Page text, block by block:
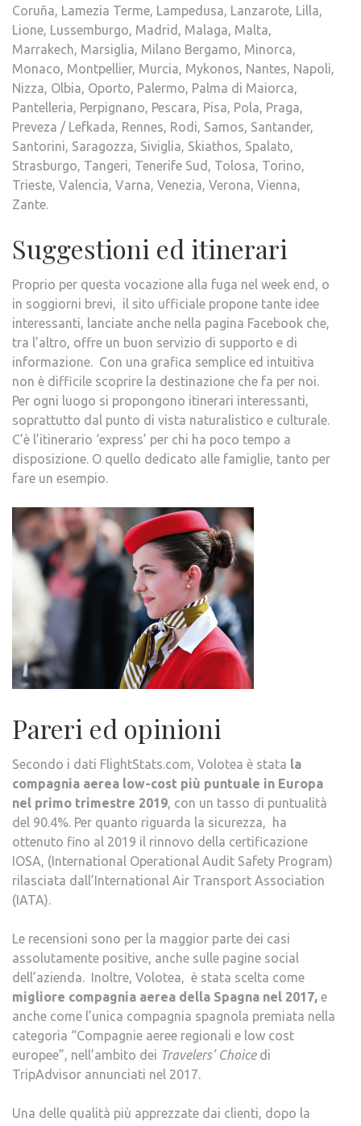
Coruña, Lamezia Terme, Lampedusa, Lanzarote, Lilla,
Lione, Lussemburgo, Madrid, Malaga, Malta,
Marrakech, Marsiglia, Milano Bergamo, Minorca,
Monaco, Montpellier, Murcia, Mykonos, Nantes, Napoli,
Nizza, Olbia, Oporto, Palermo, Palma di Maiorca,
Pantelleria, Perpignano, Pescara, Pisa, Pola, Praga,
Preveza / Lefkada, Rennes, Rodi, Samos, Santander,
Santorini, Saragozza, Siviglia, Skiathos, Spalato,
Strasburgo, Tangeri, Tenerife Sud, Tolosa, Torino,
Trieste, Valencia, Varna, Venezia, Verona, Vienna,
Zante.
Suggestioni ed itinerari
Proprio per questa vocazione alla fuga nel week end, o
in soggiorni brevi, il sito ufficiale propone tante idee
interessanti, lanciate anche nella pagina Facebook che,
tra l’altro, offre un buon servizio di supporto e di
informazione. Con una grafica semplice ed intuitiva
non è difficile scoprire la destinazione che fa per noi.
Per ogni luogo si propongono itinerari interessanti,
soprattutto dal punto di vista naturalistico e culturale.
C’è l’itinerario ‘express’ per chi ha poco tempo a
disposizione. O quello dedicato alle famiglie, tanto per
fare un esempio.
Pareri ed opinioni
Secondo i dati FlightStats.com, Volotea è stata la
compagnia aerea low-cost più puntuale in Europa
nel primo trimestre 2019, con un tasso di puntualità
del 90.4%. Per quanto riguarda la sicurezza, ha
ottenuto fino al 2019 il rinnovo della certificazione
IOSA, (International Operational Audit Safety Program)
rilasciata dall’International Air Transport Association
(IATA).
Le recensioni sono per la maggior parte dei casi
assolutamente positive, anche sulle pagine social
dell’azienda. Inoltre, Volotea, è stata scelta come
migliore compagnia aerea della Spagna nel 2017, e
anche come l’unica compagnia spagnola premiata nella
categoria “Compagnie aeree regionali e low cost
europee”, nell’ambito dei Travelers’ Choicedi
TripAdvisor annunciati nel 2017.
Una delle qualità più apprezzate dai clienti, dopo la